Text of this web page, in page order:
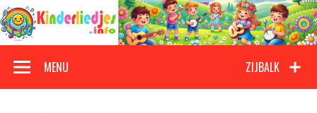
Doorgaan
naar
inhoud
Kinderliedjes
ZIJBALK
MENU